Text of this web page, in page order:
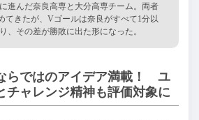
進んだ奈良高専と大分高専チーム。両者
てきたが、Vゴールは奈良がすべて1分以
、その差が勝敗に出た形になった。
らではのアイデア満載！ ユ
チャレンジ精神も評価対象に